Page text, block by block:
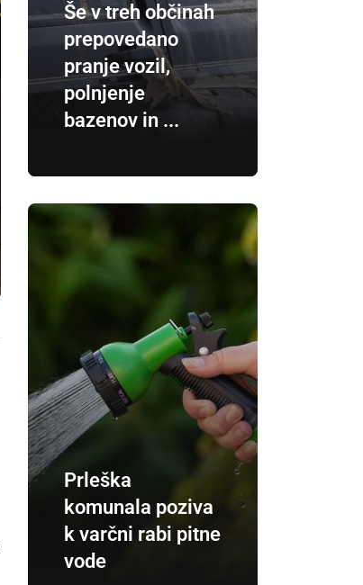
Še v treh občinah
prepovedano
pranje vozil,
polnjenje
bazenov in ...
Prleška
komunala poziva
k varčni rabi pitne
vode